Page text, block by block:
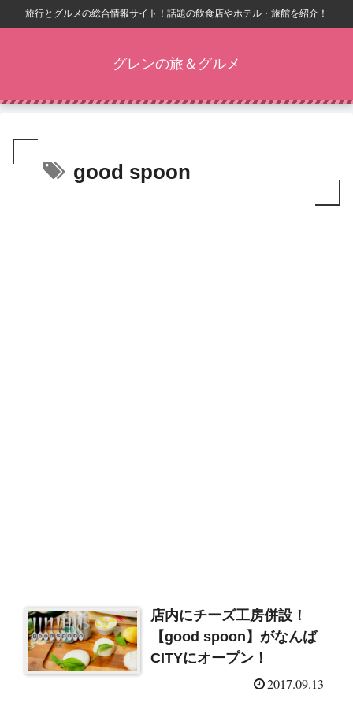
旅行とグルメの総合情報サイト！話題の飲食店やホテル・旅館を紹介！
グレンの旅＆グルメ
good spoon
店内にチーズ工房併設！
【good spoon】がなんば
CITYにオープン！
2017.09.13